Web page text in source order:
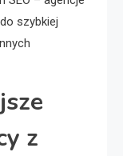
szybkiej
z